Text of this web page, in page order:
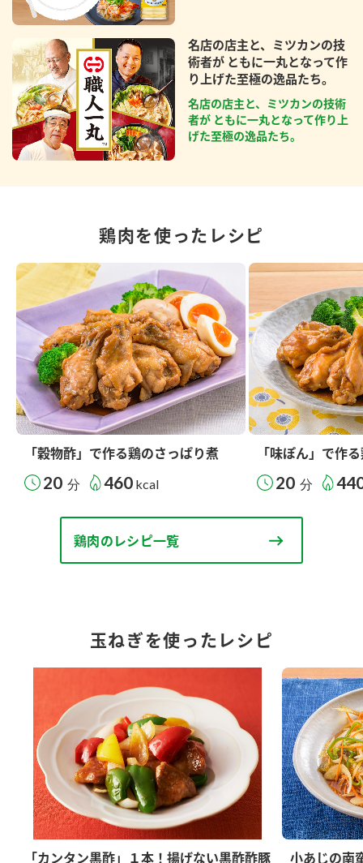
名店の店主と、ミツカンの技
術者が ともに一丸となって作
り上げた至極の逸品たち。
名店の店主と、ミツカンの技術
者が ともに一丸となって作り上
げた至極の逸品たち。
鶏肉を使ったレシピ
「穀物酢」で作る鶏のさっぱり煮
20 分 460 kcal
「味ぽん」で作
20 分
鶏肉のレシピ一覧
玉ねぎを使ったレシピ
「カンタン黒酢」１本！揚げない黒酢酢豚 小あじの南